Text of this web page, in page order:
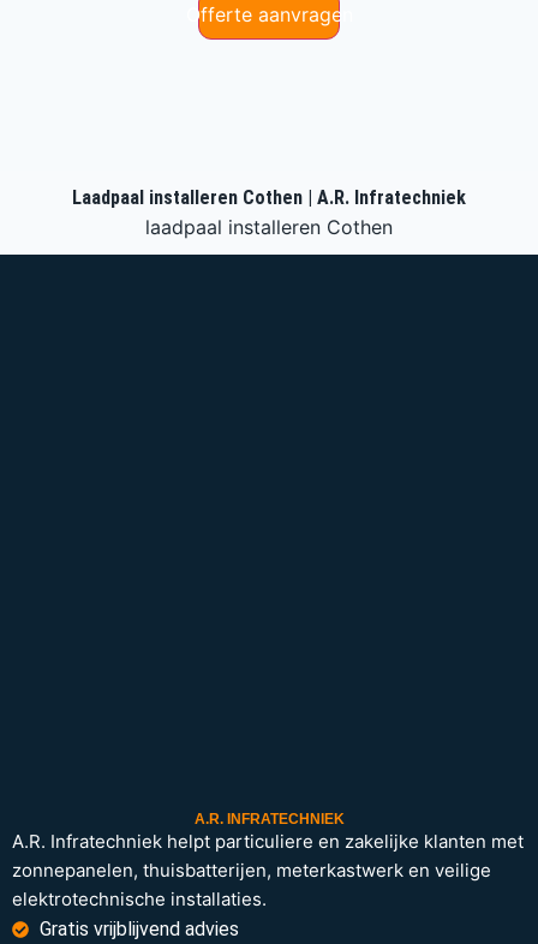
Offerte aanvragen
Laadpaal installeren Cothen | A.R. Infratechniek
laadpaal installeren Cothen
A.R. INFRATECHNIEK
A.R. Infratechniek helpt particuliere en zakelijke klanten met
zonnepanelen, thuisbatterijen, meterkastwerk en veilige
elektrotechnische installaties.
Gratis vrijblijvend advies